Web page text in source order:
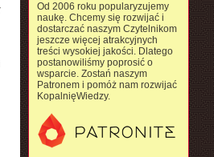
Od 2006 roku popularyzujemy
naukę. Chcemy się rozwijać i
dostarczać naszym Czytelnikom
jeszcze więcej atrakcyjnych
treści wysokiej jakości. Dlatego
postanowiliśmy poprosić o
wsparcie. Zostań naszym
Patronem i pomóż nam rozwijać
KopalnięWiedzy.